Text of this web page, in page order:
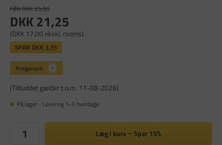
FØR DKK 25,00
DKK 21,25
(DKK 17,00 ekskl. moms)
SPAR DKK 3,75
(Tilbuddet gælder t.o.m. 11-08-2026)
På lager - Levering 1-3 hverdage
Læg i kurv Spar 15%